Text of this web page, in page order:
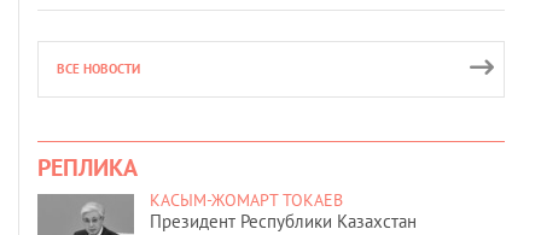
ВСЕ НОВОСТИ
РЕПЛИКА
КАСЫМ-ЖОМАРТ ТОКАЕВ
Президент Республики Казахстан